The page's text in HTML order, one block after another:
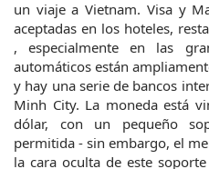
un viaje a Vietnam. Visa y
aceptadas en los hoteles,
, especialmente en las
automáticos están
y hay una serie de bancos
Minh City. La moneda está
dólar, con un pequeño
permitida - sin embargo, el
la cara oculta de este